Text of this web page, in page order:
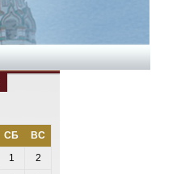
СБ
ВС
1
2